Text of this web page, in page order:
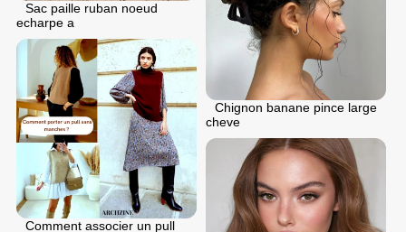
Sac paille ruban noeud
echarpe a
Chignon banane pince large
cheve
Comment associer un pull